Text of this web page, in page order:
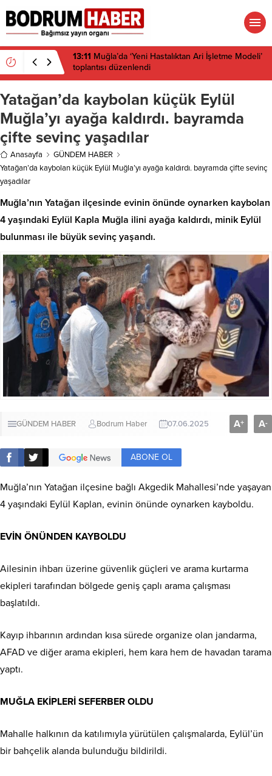
13:11 Muğla’da ‘Yeni Hastalıktan Ari İşletme Modeli’
toplantısı düzenlendi
Yatağan’da kaybolan küçük Eylül
Muğla’yı ayağa kaldırdı. bayramda
çifte sevinç yaşadılar
Anasayfa
GÜNDEM HABER
Yatağan’da kaybolan küçük Eylül Muğla’yı ayağa kaldırdı. bayramda çifte sevinç
yaşadılar
Muğla’nın Yatağan ilçesinde evinin önünde oynarken kaybolan
4 yaşındaki Eylül Kapla Muğla ilini ayağa kaldırdı, minik Eylül
bulunması ile büyük sevinç yaşandı.
GÜNDEM HABER Bodrum Haber 07.06.2025 A+ A-
ABONE OL
Muğla’nın Yatağan ilçesine bağlı Akgedik Mahallesi’nde yaşayan
4 yaşındaki Eylül Kaplan, evinin önünde oynarken kayboldu.
EVİN ÖNÜNDEN KAYBOLDU
Ailesinin ihbarı üzerine güvenlik güçleri ve arama kurtarma
ekipleri tarafından bölgede geniş çaplı arama çalışması
başlatıldı.
Kayıp ihbarının ardından kısa sürede organize olan jandarma,
AFAD ve diğer arama ekipleri, hem kara hem de havadan tarama
yaptı.
MUĞLA EKİPLERİ SEFERBER OLDU
Mahalle halkının da katılımıyla yürütülen çalışmalarda, Eylül’ün
bir bahçelik alanda bulunduğu bildirildi.